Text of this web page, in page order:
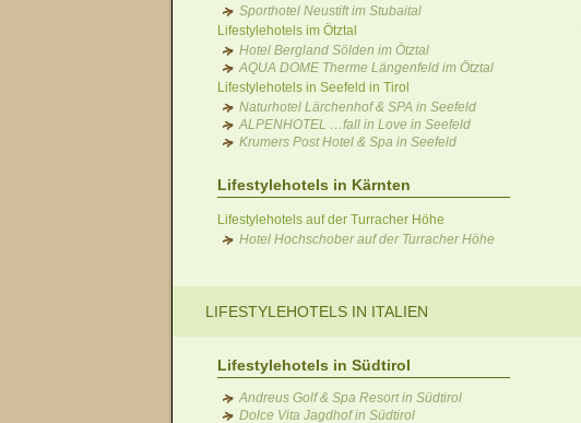
Sporthotel Neustift im Stubaital
Lifestylehotels im Ötztal
Hotel Bergland Sölden im Ötztal
AQUA DOME Therme Längenfeld im Ötztal
Lifestylehotels in Seefeld in Tirol
Naturhotel Lärchenhof & SPA in Seefeld
ALPENHOTEL …fall in Love in Seefeld
Krumers Post Hotel & Spa in Seefeld
Lifestylehotels in Kärnten
Lifestylehotels auf der Turracher Höhe
Hotel Hochschober auf der Turracher Höhe
LIFESTYLEHOTELS IN ITALIEN
Lifestylehotels in Südtirol
Andreus Golf & Spa Resort in Südtirol
Dolce Vita Jagdhof in Südtirol